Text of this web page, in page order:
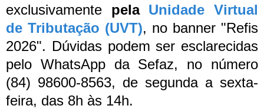
exclusivamente pela Unidade Virtual
de Tributação (UVT), no banner "Refis
2026". Dúvidas podem ser esclarecidas
pelo WhatsApp da Sefaz, no número
(84) 98600-8563, de segunda a sexta-
feira, das 8h às 14h.